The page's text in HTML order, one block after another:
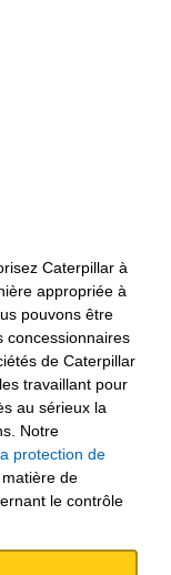
Caterpillar à
appropriée à
pouvons être
concessionnaires
de Caterpillar
travaillant pour
au sérieux la
Notre
protection de
de
le contrôle